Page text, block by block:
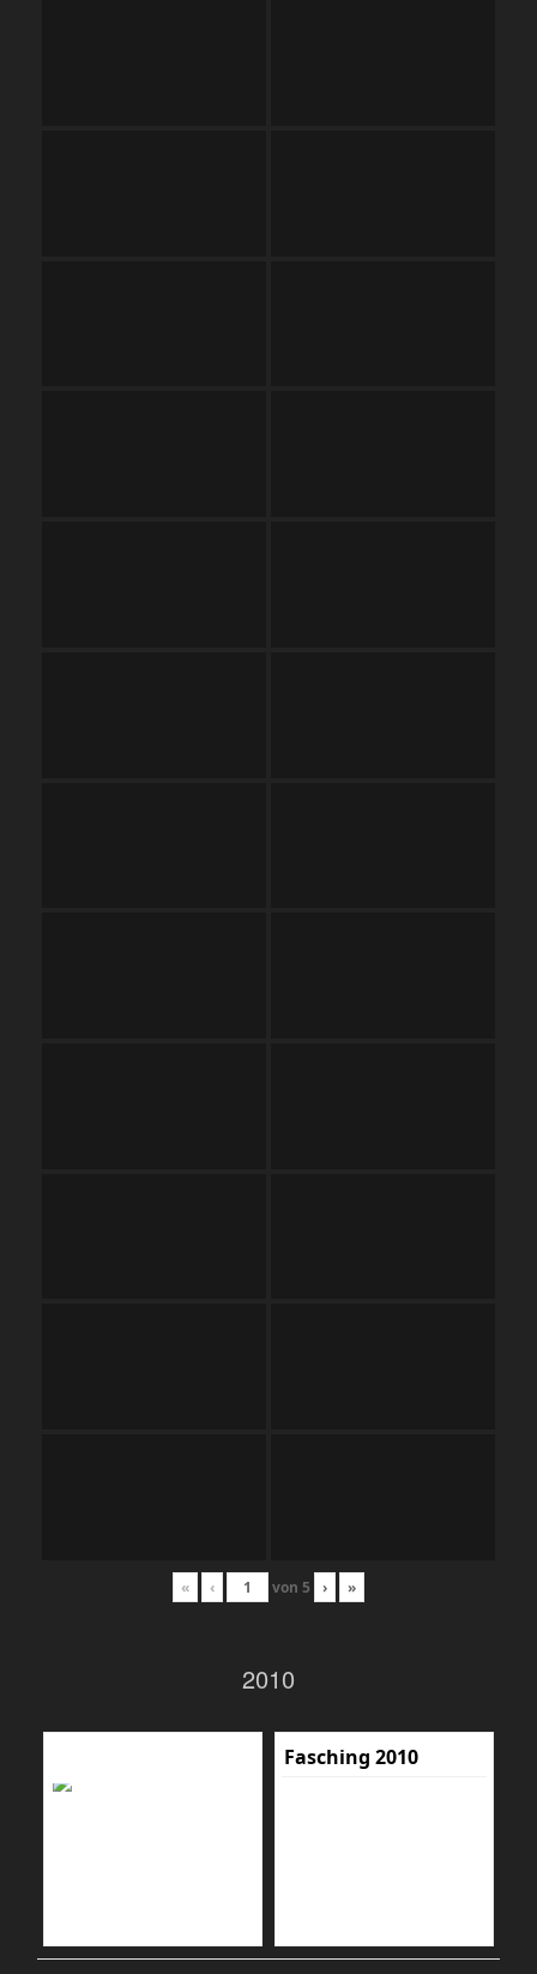
« ‹ von 5 › »
2010
Fasching 2010